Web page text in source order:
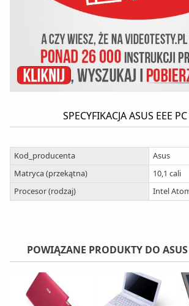
SPECYFIKACJA ASUS EEE
Kod_producenta
Asus
Matryca (przekątna)
10,1 cali
Procesor (rodzaj)
Intel
POWIĄZANE PRODUKTY DO ASUS